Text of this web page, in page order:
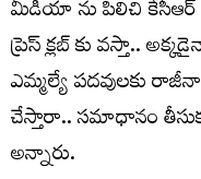
మీడియా ను పిలిచి కేసీఆర్
ప్రెస్ క్ల‌బ్ కు వ‌స్తా..
ఎమ్మ‌ల్యే ప‌ద‌వుల‌కు
చేస్తారా.. స‌మాధానం
అన్నారు.